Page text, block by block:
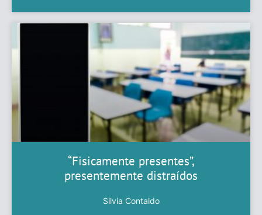
“Fisicamente presentes”,
presentemente distraídos
Silvia Contaldo